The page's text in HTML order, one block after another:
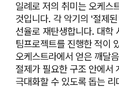
일례로 저의 취미는 오케스
것입니다. 각 악기의 '절제
선율로 재탄생합니다. 대학
팀프로젝트를 진행한 적이
오케스트라에서 얻은 깨달
절제가 필요한 구조 안에서
극대화할 수 있도록 돕는